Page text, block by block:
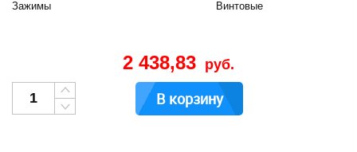
Зажимы Винтовые
2 438,83 руб.
В корзину